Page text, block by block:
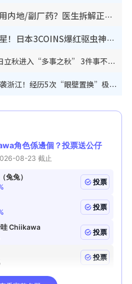
网传公立医院改用内地/副厂药？医生拆解正副厂分别，揭4类人换药随时出事
怕虫人士夏季救星！日本3COINS爆红驱虫神器$45起 1招“全程免触碰”轻松搞定小强
立秋2026｜8月7日立秋进入“多事之秋” 3件事不可做！专家教6招开运 清杂物／钱包纳气接好运
台风白海豚料周日袭浙江！经历5次“眼壁置换”极罕见 成登陆内地最长途台风